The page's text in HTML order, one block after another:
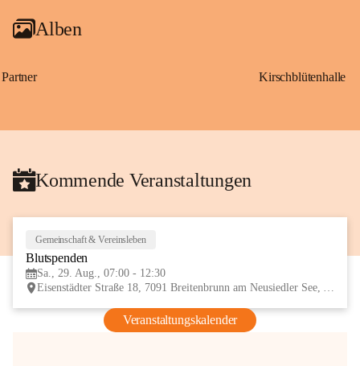
Alben
Partner Kirschblütenhalle
Kommende Veranstaltungen
Gemeinschaft & Vereinsleben
Blutspenden
Sa., 29. Aug., 07:00 - 12:30
Eisenstädter Straße 18, 7091 Breitenbrunn am Neusiedler See, AUT
Veranstaltungskalender